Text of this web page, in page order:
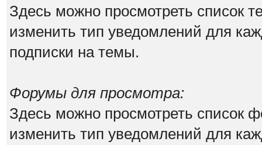
Здесь можно просмотреть список
изменить тип уведомлений для
подписки на темы.
Форумы для просмотра:
Здесь можно просмотреть список
изменить тип уведомлений для